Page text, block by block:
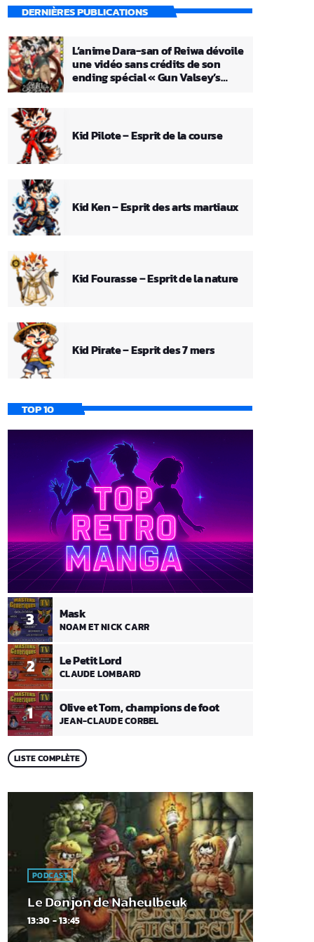
DERNIÈRES PUBLICATIONS
L’anime Dara-san of Reiwa dévoile
une vidéo sans crédits de son
ending spécial « Gun Valsey’s
Kid Pilote – Esprit de la course
Kid Ken – Esprit des arts martiaux
Kid Fourasse – Esprit de la nature
Kid Pirate – Esprit des 7 mers
TOP 10
1 Olive et Tom, champions de foot
JEAN-CLAUDE CORBEL
2 Le Petit Lord
CLAUDE LOMBARD
3 Mask
NOAM ET NICK CARR
LISTE COMPLÈTE
PODCAST
Le Donjon de Naheulbeuk
13:30 - 13:45